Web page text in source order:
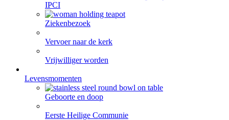
IPCI
Ziekenbezoek
Vervoer naar de kerk
Vrijwilliger worden
Levensmomenten
Geboorte en doop
Eerste Heilige Communie